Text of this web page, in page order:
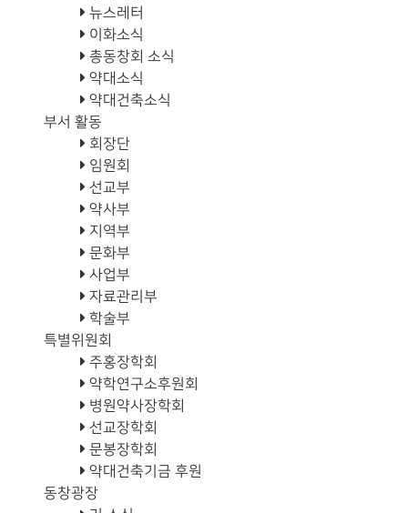
뉴스레터
이화소식
총동창회 소식
약대소식
약대건축소식
부서 활동
회장단
임원회
선교부
약사부
지역부
문화부
사업부
자료관리부
학술부
특별위원회
주홍장학회
약학연구소후원회
병원약사장학회
선교장학회
문봉장학회
약대건축기금 후원
동창광장